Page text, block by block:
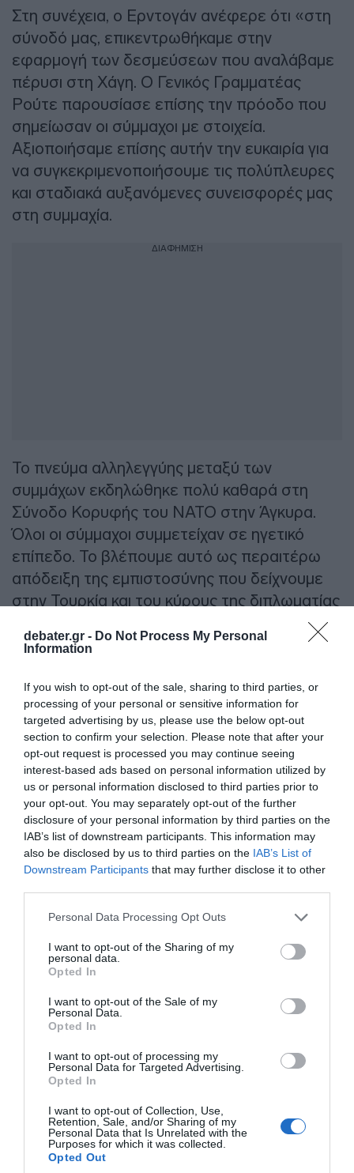
debater.gr - Do Not Process My Personal
Information
If you wish to opt-out of the sale, sharing to third parties, or
processing of your personal or sensitive information for
targeted advertising by us, please use the below opt-out
section to confirm your selection. Please note that after your
opt-out request is processed you may continue seeing
interest-based ads based on personal information utilized by
us or personal information disclosed to third parties prior to
your opt-out. You may separately opt-out of the further
disclosure of your personal information by third parties on the
IAB’s list of downstream participants. This information may
also be disclosed by us to third parties on the IAB’s List of
Downstream Participants that may further disclose it to other
Please note that this website/app uses one or more Google
not limited to your visit or usage behaviour. You may click to
grant or deny consent to Google and its third-party tags to
use your data for below specified purposes in below Google
consent section.
Personal Data Processing Opt Outs
I want to opt-out of the Sharing of my
personal data.
Opted In
I want to opt-out of the Sale of my
Personal Data.
Opted In
I want to opt-out of processing my
Personal Data for Targeted Advertising.
Opted In
I want to opt-out of Collection, Use,
Retention, Sale, and/or Sharing of my
Personal Data that Is Unrelated with the
Purposes for which it was collected.
Opted Out
Στη συνέχεια, ο Ερντογάν ανέφερε ότι «στη
σύνοδό μας, επικεντρωθήκαμε στην
εφαρμογή των δεσμεύσεων που αναλάβαμε
πέρυσι στη Χάγη. Ο Γενικός Γραμματέας
Ρούτε παρουσίασε επίσης την πρόοδο που
σημείωσαν οι σύμμαχοι με στοιχεία.
Αξιοποιήσαμε επίσης αυτήν την ευκαιρία για
να συγκεκριμενοποιήσουμε τις πολύπλευρες
και σταδιακά αυξανόμενες συνεισφορές μας
στη συμμαχία.
ΔΙΑΦΗΜΙΣΗ
Το πνεύμα αλληλεγγύης μεταξύ των
συμμάχων εκδηλώθηκε πολύ καθαρά στη
Σύνοδο Κορυφής του ΝΑΤΟ στην Άγκυρα.
Όλοι οι σύμμαχοι συμμετείχαν σε ηγετικό
επίπεδο. Το βλέπουμε αυτό ως περαιτέρω
απόδειξη της εμπιστοσύνης που δείχνουμε
στην Τουρκία και του κύρους της διπλωματίας
μας. Όπως γνωρίζετε, ο Πρόεδρος Τραμπ
τόνισε επίσης τον καθοριστικό ρόλο της
χώρα μας. Η υπογράμμιση της προσωπικής
μας φιλίας ήταν επίσης σημαντική και
πολύτιμη για εμάς. Ευχαριστούμε για άλλη μια
φορά τον αγαπητό μου φίλο για την
ευαισθησία του.
Είμαστε μέλος του ΝΑΤΟ από το 1952.
Είμαστε ένα σπουδαίο έθνος με ιστορία
χερσαίων δυνάμεων που εκτείνεται σε πάνω
συμβάλει όχι μόνο στη γεωστρατηγική μας
θέση στην καρδιά τριών ηπείρων, αλλά και
στην τέχνη του πολέμου μας, η οποία έχει
τελειοποιηθεί σε πεδία μαχών εδώ και δύο
χιλιάδες χρόνια.